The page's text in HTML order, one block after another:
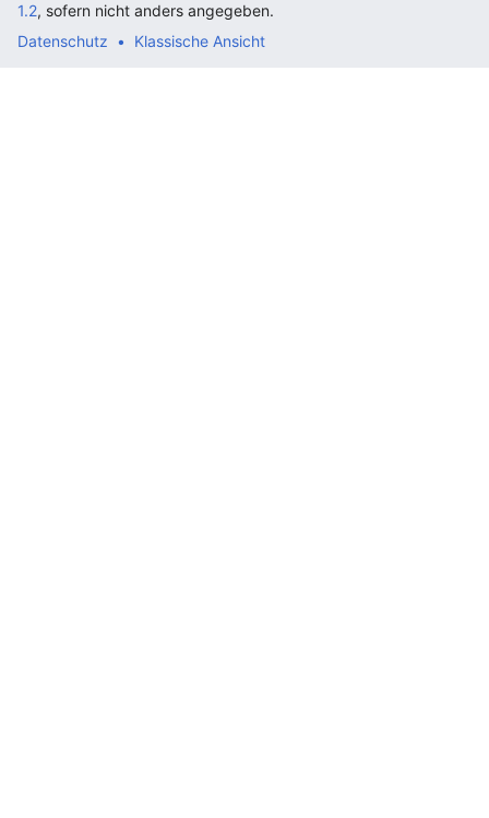
1.2, sofern nicht anders angegeben.
Datenschutz
Klassische Ansicht